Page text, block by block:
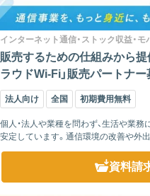
インターネット通信・ストック収益・
販売するための仕組みから提
ラウドWi-Fi」販売パートナー
法人向け 全国 初期費用無料
個人・法人や業種を問わず、生活や業
安定しています。通信環境の改善や外
資料請